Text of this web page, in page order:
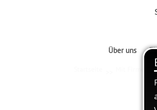
Über uns
Mit